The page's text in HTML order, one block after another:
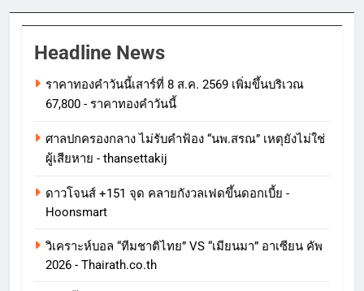
Headline News
ราคาทองคําวันนี้เสาร์ที่ 8 ส.ค. 2569 เพิ่มขึ้นบริเวณ
67,800 - ราคาทองคําวันนี้
ศาลปกครองกลาง ไม่รับคำฟ้อง “นพ.สรณ” เหตุยังไม่ใช่
ผู้เสียหาย - thansettakij
ดาวโจนส์ +151 จุด คลายกังวลเฟดขึ้นดอกเบี้ย -
Hoonsmart
วิเคราะห์บอล “ทีมชาติไทย” VS “เมียนมา” อาเซียน คัพ
2026 - Thairath.co.th